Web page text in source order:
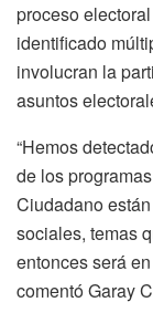
proceso
identificado
involucran la
asuntos
“Hemos
de los
Ciudadano
sociales, temas
entonces será
comentó Garay